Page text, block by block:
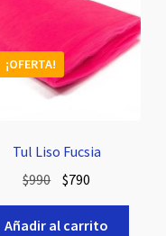
Tul Liso Fucsia
¡OFERTA!
$990 El
precio
original
$790
precio
actual
Añadir al carrito